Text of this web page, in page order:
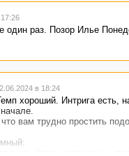
один раз. Позор Илье
в 18:24
хороший. Интрига есть,
вам трудно простить